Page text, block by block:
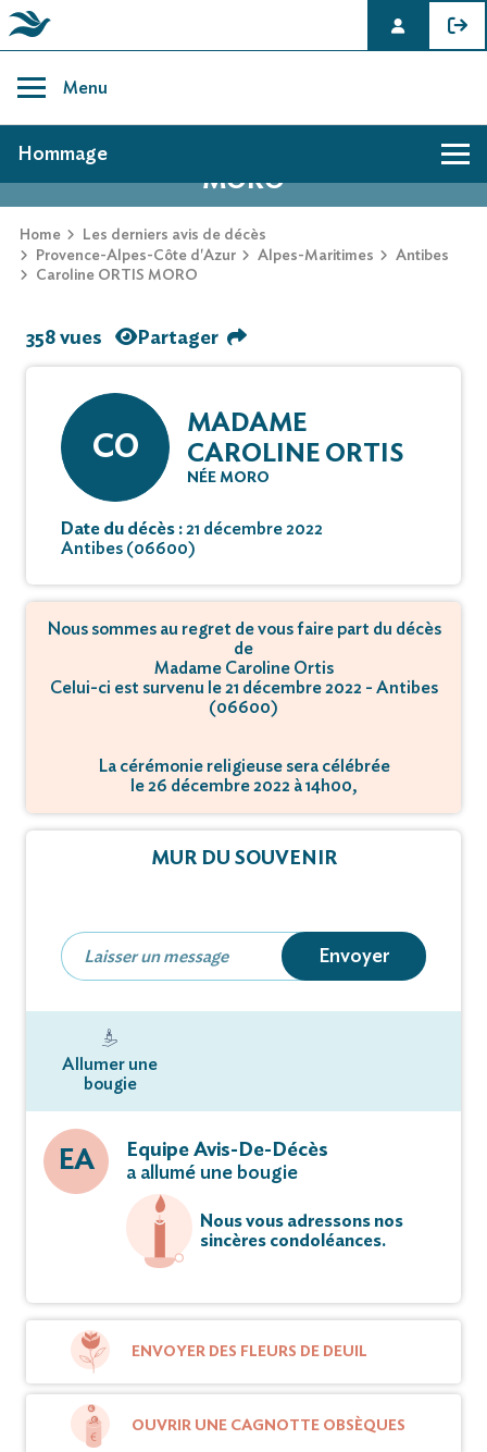
content
Menu
AVIS DE DÉCÈS DE CAROLINE ORTIS
MORO
Home
Les derniers avis de décès
Provence-Alpes-Côte d'Azur
Alpes-Maritimes
Antibes
Caroline ORTIS MORO
Hommage
358 vues Partager
CO
MADAME
CAROLINE ORTIS
NÉE MORO
Date du décès :21 décembre 2022
Antibes (06600)
Nous sommes au regret de vous faire part du décès
de
Madame Caroline Ortis
Celui-ci est survenu le 21 décembre 2022 - Antibes
(06600)
La cérémonie religieuse sera célébrée
le 26 décembre 2022 à 14h00,
MUR DU SOUVENIR
Envoyer
Allumer une
bougie
EA
Equipe Avis-De-Décès
a allumé une bougie
Nous vous adressons nos
sincères condoléances.
ENVOYER DES FLEURS DE DEUIL
OUVRIR UNE CAGNOTTE OBSÈQUES